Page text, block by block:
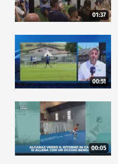
01:37
00:51
00:05